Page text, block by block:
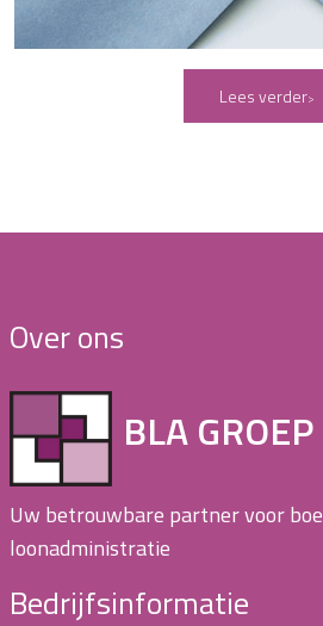
Lees verder
Over ons
BLA GROEP
Uw betrouwbare partner voor
loonadministratie
Bedrijfsinformatie